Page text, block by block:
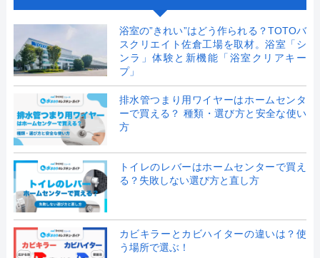
浴室の”きれい”はどう作られる？TOTOバ
スクリエイト佐倉工場を取材。浴室「シ
ンラ」体験と新機能「浴室クリアキー
プ」
排水管つまり用ワイヤーはホームセンタ
ーで買える？ 種類・選び方と安全な使い
方
トイレのレバーはホームセンターで買え
る？失敗しない選び方と直し方
カビキラーとカビハイターの違いは？使
う場所で選ぶ！